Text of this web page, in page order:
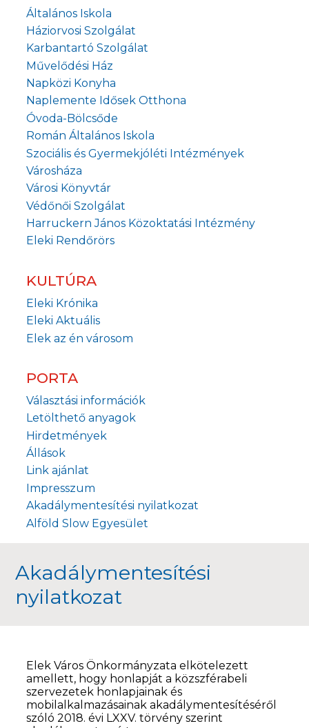
Általános Iskola
Háziorvosi Szolgálat
Karbantartó Szolgálat
Művelődési Ház
Napközi Konyha
Naplemente Idősek Otthona
Óvoda-Bölcsőde
Román Általános Iskola
Szociális és Gyermekjóléti Intézmények
Városháza
Városi Könyvtár
Védőnői Szolgálat
Harruckern János Közoktatási Intézmény
Eleki Rendőrörs
KULTÚRA
Eleki Krónika
Eleki Aktuális
Elek az én városom
PORTA
Választási információk
Letölthető anyagok
Hirdetmények
Állások
Link ajánlat
Impresszum
Akadálymentesítési nyilatkozat
Alföld Slow Egyesület
Elek Város Önkormányzata elkötelezett
amellett, hogy honlapját a közszférabeli
szervezetek honlapjainak és
mobilalkalmazásainak akadálymentesítéséről
szóló 2018. évi LXXV. törvény szerint
Akadálymentesítési
nyilatkozat